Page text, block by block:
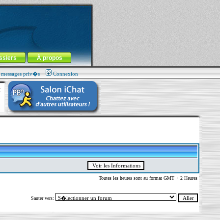
À propos
priv�s Connexion
Toutes les heures sont au format GMT + 2 Heures
Sauter vers: